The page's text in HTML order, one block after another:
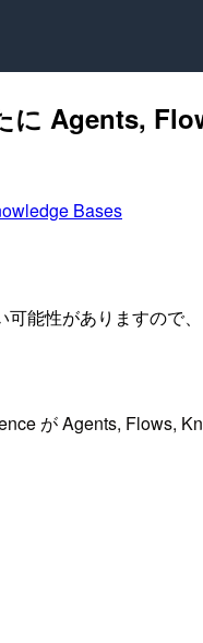
Agents,
Bases
能性がありますので、
が Agents, Flows,